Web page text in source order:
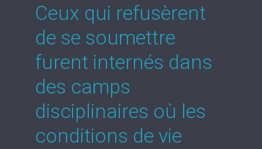
Ceux qui refusèrent
de se soumettre
furent internés dans
des camps
disciplinaires où les
conditions de vie